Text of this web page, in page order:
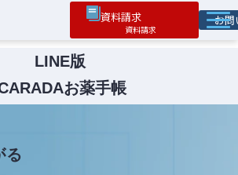
資料請求 お
ソラミチとは
サービス
LINE版
お薬手帳
る